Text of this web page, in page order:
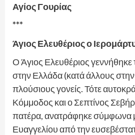
Αγίος Γουρίας
***
Άγιος Ελευθέριος ο
Ο Άγιος Ελευθέριος γεννήθηκε
στην Ελλάδα (κατά άλλους
πλούσιους γονείς. Τότε
Κόμμοδος και ο Σεπτίνος
πατέρα, ανατράφηκε σύμφωνα
Ευαγγελίου από την